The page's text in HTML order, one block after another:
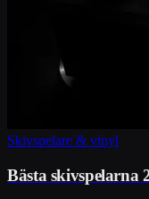
Skivspelare & vinyl
Bästa skivspelarna